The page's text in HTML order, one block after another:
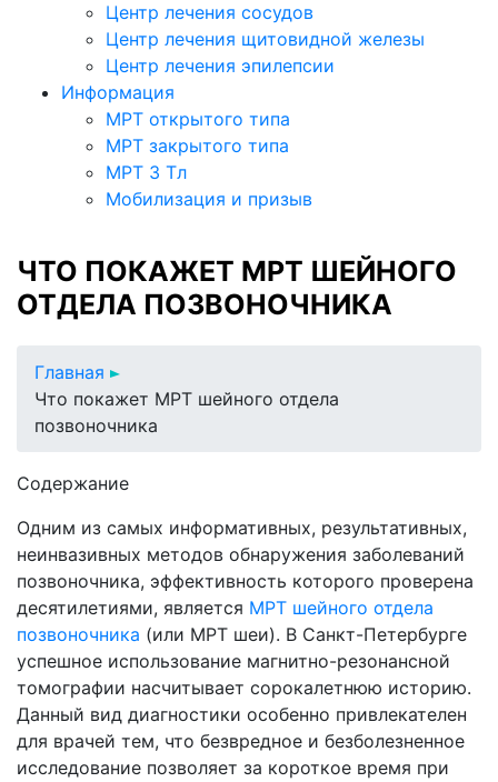
Центр лечения сосудов
Центр лечения щитовидной железы
Центр лечения эпилепсии
Информация
МРТ открытого типа
МРТ закрытого типа
МРТ 3 Тл
Мобилизация и призыв
ЧТО ПОКАЖЕТ МРТ ШЕЙНОГО
ОТДЕЛА ПОЗВОНОЧНИКА
Главная
Что покажет МРТ шейного отдела
позвоночника
Содержание
Одним из самых информативных, результативных,
неинвазивных методов обнаружения заболеваний
позвоночника, эффективность которого проверена
десятилетиями, является МРТ шейного отдела
позвоночника (или МРТ шеи). В Санкт-Петербурге
успешное использование магнитно-резонансной
томографии насчитывает сорокалетнюю историю.
Данный вид диагностики особенно привлекателен
для врачей тем, что безвредное и безболезненное
исследование позволяет за короткое время при